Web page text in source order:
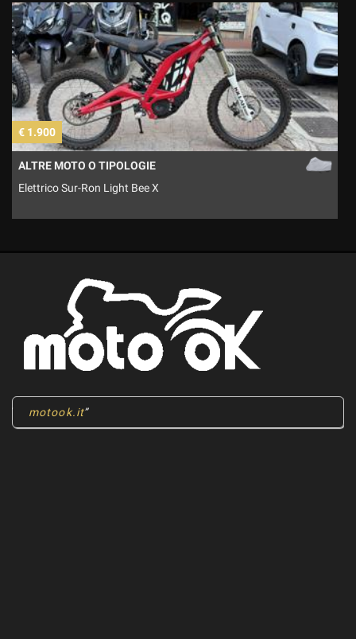
€ 1.900
ALTRE MOTO O TIPOLOGIE
Elettrico Sur-Ron Light Bee X
motook.it